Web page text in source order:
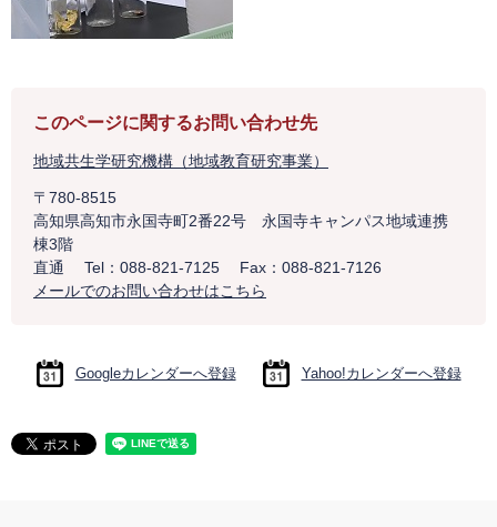
このページに関するお問い合わせ先
地域共生学研究機構（地域教育研究事業）
〒780-8515
高知県高知市永国寺町2番22号 永国寺キャンパス地域連携
棟3階
直通
Tel：088-821-7125
Fax：088-821-7126
メールでのお問い合わせはこちら
Googleカレンダーへ登録 Yahoo!カレンダーへ登録